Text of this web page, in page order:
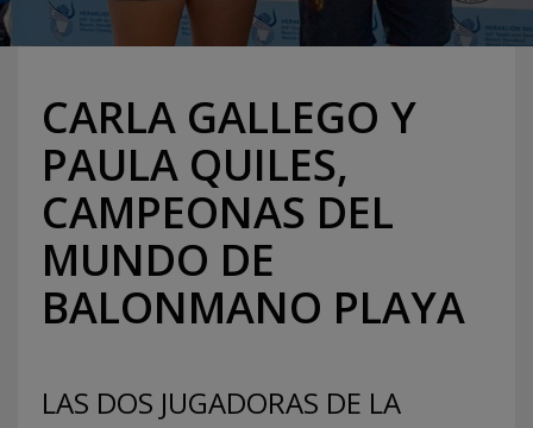
CARLA GALLEGO Y
PAULA QUILES,
CAMPEONAS DEL
MUNDO DE
BALONMANO PLAYA
LAS DOS JUGADORAS DE LA